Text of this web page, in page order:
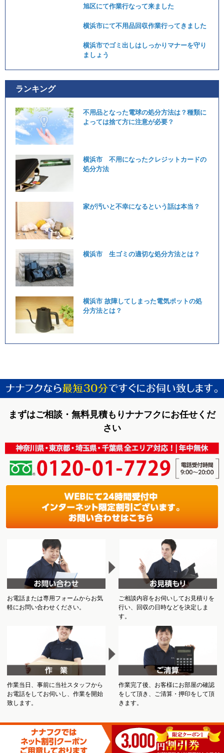
旭区にて作業行なって来ました
横浜市にて不用品回収作業行ってきました
横浜市でゴミ出しはしっかりマナーを守り
ましょう
ランキング
不用品となった電球の処分方法は？種類に
よっては捨て方に注意が必要？
横浜市 不用になったクレジットカードの
処分方法
家が汚いと不幸になるという話は本当？
横浜市 生ゴミの適切な処分方法とは？
横浜市 故障してしまった電気ポットの処
分方法とは？
まずはご相談・無料見積もりナナフクにお任せくだ
さい
お電話または専用フォームからお気
軽にお問い合わせください。
ご相談内容をお伺いしてお見積りを
行い、回収の日時などを決定しま
す。
作業当日、事前に当社スタッフから
お電話をしてお伺いし、作業を開始
致します。
作業完了後、お客様にお部屋の確認
をして頂き、ご清算・押印をして頂
きます。